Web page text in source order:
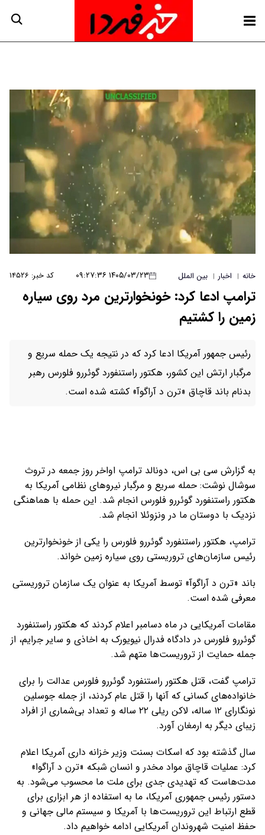
خانه | اخبار | بین الملل ۱۴۰۵/۰۳/۲۳ ۰۹:۲۷:۳۶ کد خبر: ۱۴۵۲۶
ترامپ ادعا کرد: خونخوارترین مرد روی سیاره
زمین را کشتیم
رئیس جمهور آمریکا ادعا کرد که در نتیجه یک حمله سریع و
مرگبار ارتش این کشور، هکتور راستنفورد گوئررو فلورس رهبر
بدنام باند قاچاق «ترن د آراگوآ» کشته شده است.
به گزارش سی بی اس، دونالد ترامپ اواخر روز جمعه در تروث
سوشال نوشت: حمله سریع و مرگبار نیروهای نظامی آمریکا به
هکتور راستنفورد گوئررو فلورس انجام شد. این حمله با هماهنگی
نزدیک با دوستان ما در ونزوئلا انجام شد.
ترامپ، هکتور راستنفورد گوئررو فلورس را یکی از خونخوارترین
رئیس سازمان‌های تروریستی روی سیاره زمین خواند.
باند «ترن د آراگوآ» توسط آمریکا به عنوان یک سازمان تروریستی
معرفی شده است.
مقامات آمریکایی در ماه دسامبر اعلام کردند که هکتور راستنفورد
گوئررو فلورس در دادگاه فدرال نیویورک به اخاذی و سایر جرایم، از
جمله حمایت از تروریست‌ها متهم شد.
ترامپ گفت، قتل هکتور راستنفورد گوئررو فلورس عدالت را برای
خانواده‌های کسانی که آنها را قتل عام کردند، از جمله جوسلین
نونگارای ۱۲ ساله، لاکن ریلی ۲۲ ساله و تعداد بی‌شماری از افراد
زیبای دیگر به ارمغان آورد.
سال گذشته بود که اسکات بسنت وزیر خزانه داری آمریکا اعلام
کرد: عملیات قاچاق مواد مخدر و انسان شبکه «ترن د آراگوا»
مدت‌هاست که تهدیدی جدی برای ملت ما محسوب می‌شود. به
دستور رئیس جمهوری آمریکا، ما به استفاده از هر ابزاری برای
قطع ارتباط این تروریست‌ها با آمریکا و سیستم مالی جهانی و
حفظ امنیت شهروندان آمریکایی ادامه خواهیم داد.